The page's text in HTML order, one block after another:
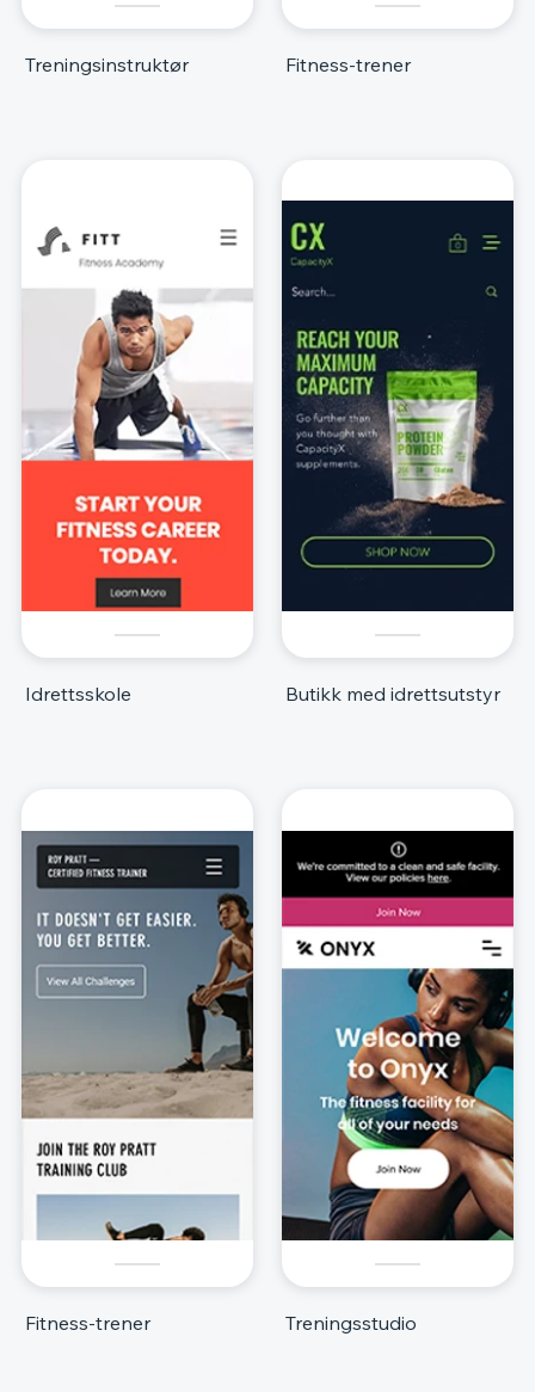
Treningsinstruktør Fitness-trener
Idrettsskole Butikk med idrettsutstyr
Fitness-trener Treningsstudio